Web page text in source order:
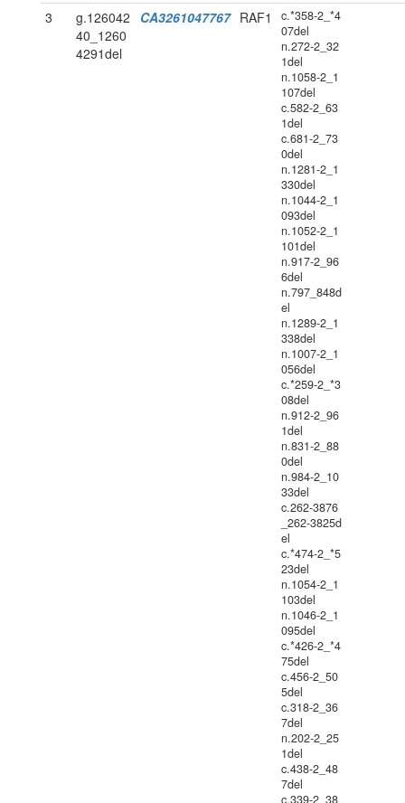
3
g.126042
40_1260
4291del
CA3261047767 RAF1
c.*358-2_*4
07del
n.272-2_32
1del
n.1058-2_1
107del
c.582-2_63
1del
c.681-2_73
0del
n.1281-2_1
330del
n.1044-2_1
093del
n.1052-2_1
101del
n.917-2_96
6del
n.797_848d
el
n.1289-2_1
338del
n.1007-2_1
056del
c.*259-2_*3
08del
n.912-2_96
1del
n.831-2_88
0del
n.984-2_10
33del
c.262-3876
_262-3825d
el
c.*474-2_*5
23del
n.1054-2_1
103del
n.1046-2_1
095del
c.*426-2_*4
75del
c.456-2_50
5del
c.318-2_36
7del
n.202-2_25
1del
c.438-2_48
7del
c.339-2_38